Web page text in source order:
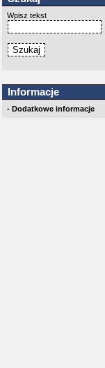
Wpisz tekst
Informacje
- Dodatkowe informacje